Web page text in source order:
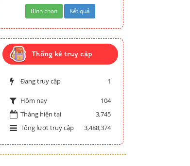
Thống kê truy cập
Đang truy cập 1
Hôm nay
104
Tháng hiện tại
3,745
Tổng lượt truy cập
3,488,374